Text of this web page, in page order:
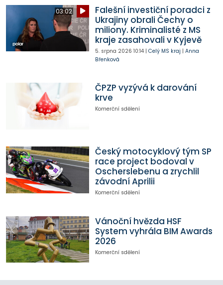
03:02
Falešní investiční poradci z
Ukrajiny obrali Čechy o
miliony. Kriminalisté z MS
kraje zasahovali v Kyjevě
5. srpna 2026 10:14| Celý MS kraj | Anna
Břenková
ČPZP vyzývá k darování
krve
Komerční sdělení
Český motocyklový tým SP
race project bodoval v
Oscherslebenu a zrychlil
závodní Aprilii
Komerční sdělení
Vánoční hvězda HSF
System vyhrála BIM Awards
2026
Komerční sdělení